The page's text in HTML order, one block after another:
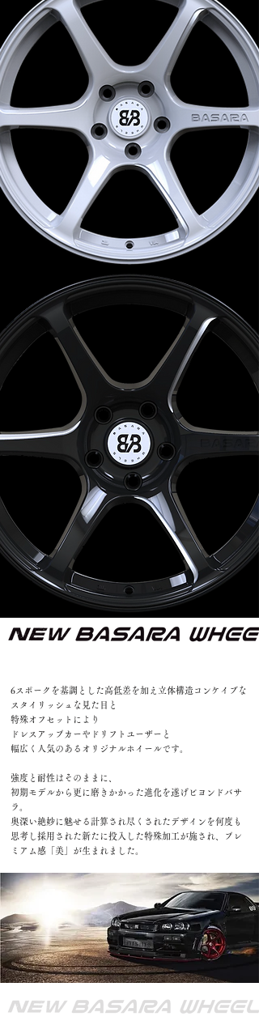
​6スポークを基調とした高低差を加え立体構造コンケイブな
スタイリッシュな見た目と
特殊オフセットにより
ドレスアップカーやドリフトユーザーと
幅広く人気のあるオリジナルホイールです。
強度と耐性はそのままに、
初期モデルから更に磨きかかった進化を遂げビヨンドバサ
ラ。
奥深い絶妙に魅せる計算され尽くされたデザインを何度も
思考し採用された新たに投入した特殊加工が施され、プレ
ミアム感「美」が生まれました。